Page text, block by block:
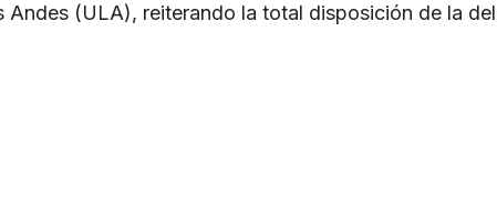
(ULA), reiterando la total disposición de la